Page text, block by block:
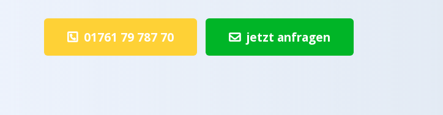
01761 79 787 70 jetzt anfragen